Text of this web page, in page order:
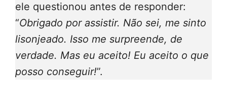
ele questionou antes de responder:
“Obrigado por assistir. Não sei, me sinto
lisonjeado. Isso me surpreende, de
verdade. Mas eu aceito! Eu aceito o que
posso conseguir!”.